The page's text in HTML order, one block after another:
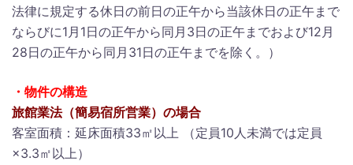
法律に規定する休日の前日の正午から当該休日の正午まで
ならびに1月1日の正午から同月3日の正午までおよび12月
28日の正午から同月31日の正午までを除く。）
・物件の構造
旅館業法（簡易宿所営業）の場合
客室面積：延床面積33㎡以上 （定員10人未満では定員
×3.3㎡以上）